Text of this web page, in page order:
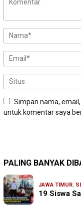
Simpan nama,
untuk komentar saya
PALING BANYAK
JAWA TIMUR,
19 Siswa